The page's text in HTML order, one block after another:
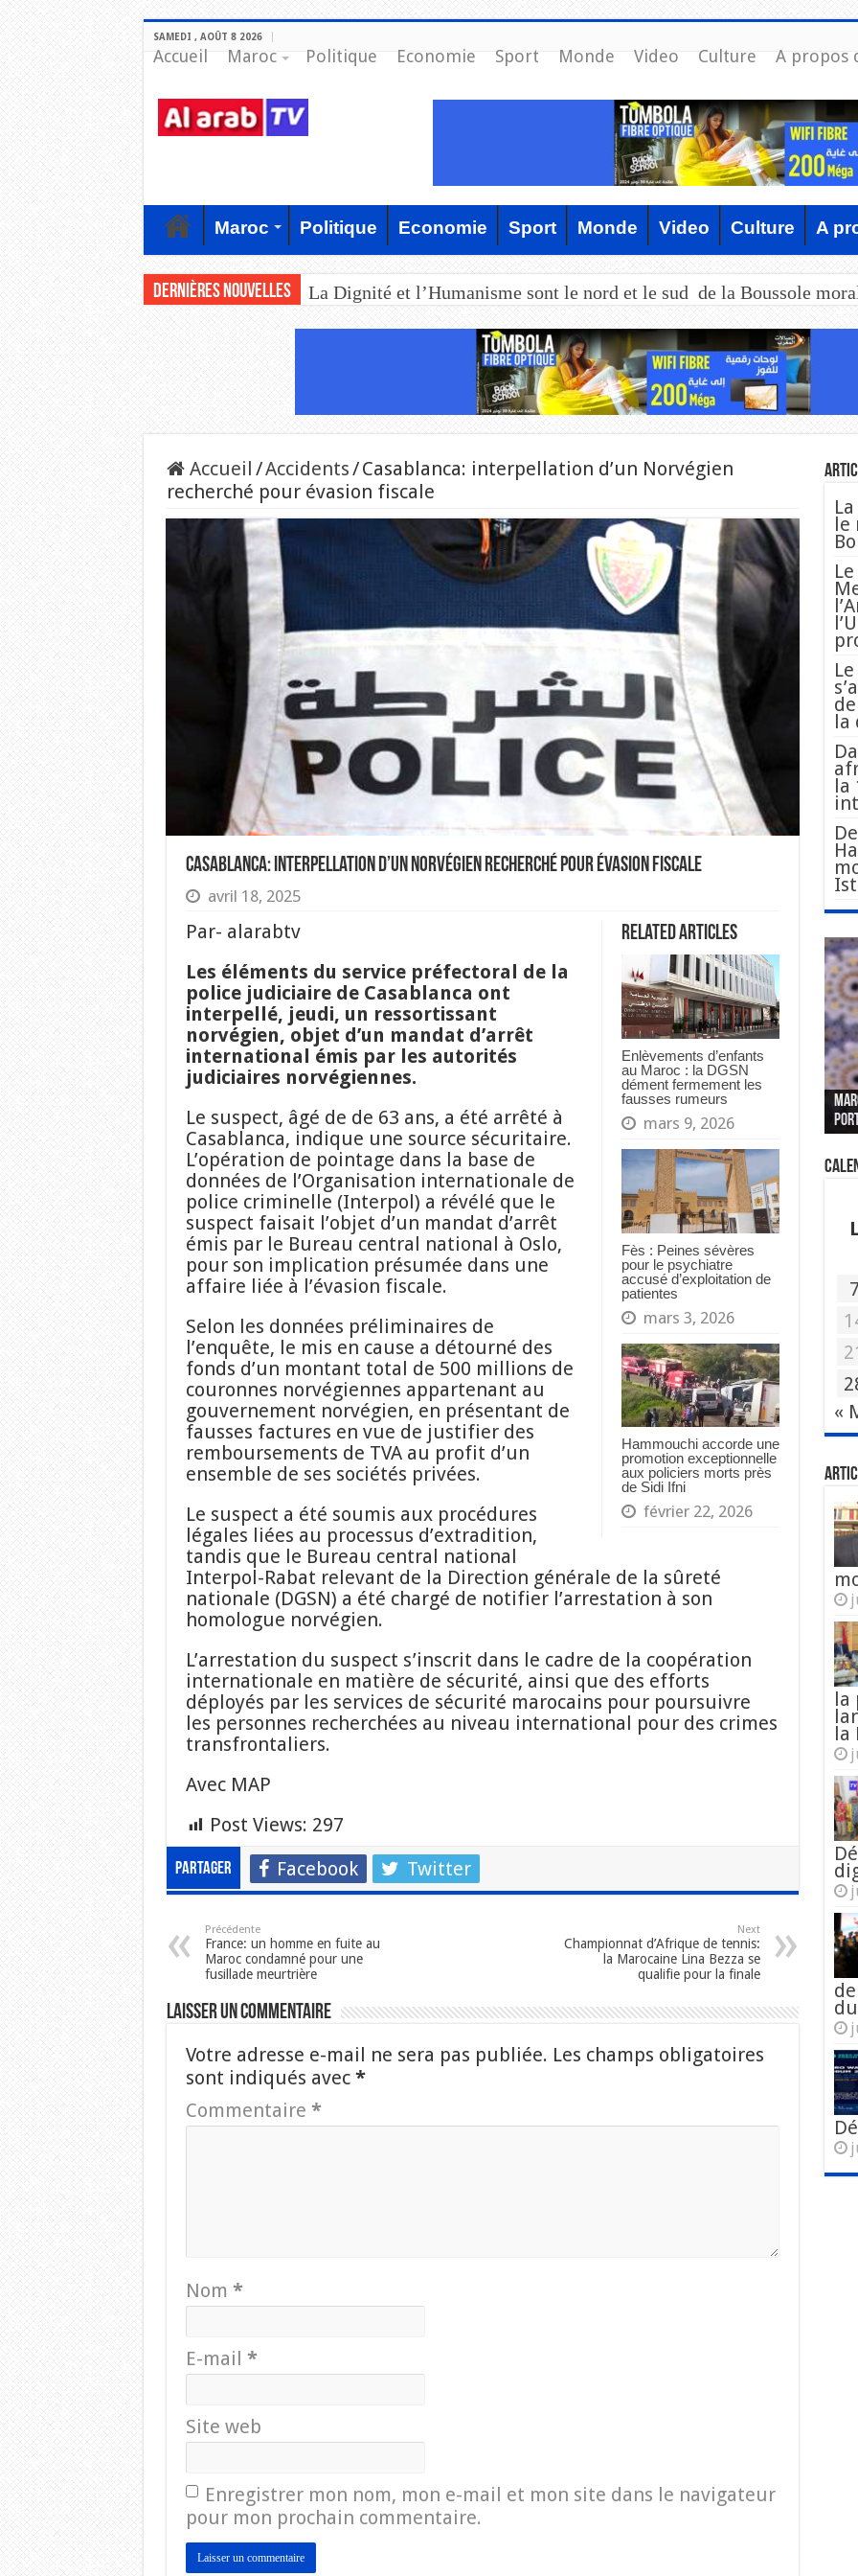
SAMEDI , AOÛT 8 2026
Accueil Maroc Politique Economie Sport Monde Video Culture A propos
Maroc Politique Economie Sport Monde Video Culture A
Dernières nouvelles La Dignité et l’Humanisme sont le nord et le sud de la Boussole
Accueil /Accidents/Casablanca: interpellation d’un Norvégien
recherché pour évasion fiscale
Casablanca: interpellation d’un Norvégien recherché pour évasion fiscale
avril 18, 2025
Related Articles
Enlèvements d’enfants
au Maroc : la DGSN
dément fermement les
fausses rumeurs
mars 9, 2026
Fès : Peines sévères
pour le psychiatre
accusé d’exploitation de
patientes
mars 3, 2026
Hammouchi accorde une
promotion exceptionnelle
aux policiers morts près
de Sidi Ifni
février 22, 2026
Par- alarabtv
Les éléments du service préfectoral de la
police judiciaire de Casablanca ont
interpellé, jeudi, un ressortissant
norvégien, objet d’un mandat d’arrêt
international émis par les autorités
judiciaires norvégiennes.
Le suspect, âgé de de 63 ans, a été arrêté à
Casablanca, indique une source sécuritaire.
L’opération de pointage dans la base de
données de l’Organisation internationale de
police criminelle (Interpol) a révélé que le
suspect faisait l’objet d’un mandat d’arrêt
émis par le Bureau central national à Oslo,
pour son implication présumée dans une
affaire liée à l’évasion fiscale.
Selon les données préliminaires de
l’enquête, le mis en cause a détourné des
fonds d’un montant total de 500 millions de
couronnes norvégiennes appartenant au
gouvernement norvégien, en présentant de
fausses factures en vue de justifier des
remboursements de TVA au profit d’un
ensemble de ses sociétés privées.
Le suspect a été soumis aux procédures
légales liées au processus d’extradition,
tandis que le Bureau central national
Interpol-Rabat relevant de la Direction générale de la sûreté
nationale (DGSN) a été chargé de notifier l’arrestation à son
homologue norvégien.
L’arrestation du suspect s’inscrit dans le cadre de la coopération
internationale en matière de sécurité, ainsi que des efforts
déployés par les services de sécurité marocains pour poursuivre
les personnes recherchées au niveau international pour des crimes
transfrontaliers.
Avec MAP
Post Views: 297
Partager Facebook Twitter
Précédente
France: un homme en fuite au
Maroc condamné pour une
fusillade meurtrière
Next
Championnat d’Afrique de tennis:
la Marocaine Lina Bezza se
qualifie pour la finale
Laisser un commentaire
Votre adresse e-mail ne sera pas publiée. Les champs obligatoires
sont indiqués avec *
Commentaire *
Nom *
E-mail *
Site web
Enregistrer mon nom, mon e-mail et mon site dans le navigateur
pour mon prochain commentaire.
le
la
la
Le
des
«
L
7
«
la
la